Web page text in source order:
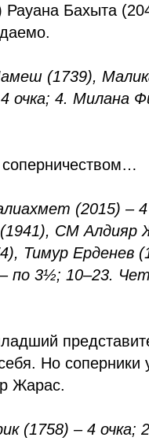
Бахыта
(1739),
очка; 4. Милана
(2015) –
CM Алдияр
Тимур Ерденев
по 3½; 10–23.
Но соперники
Жарас.
(1758) – 4 очка;